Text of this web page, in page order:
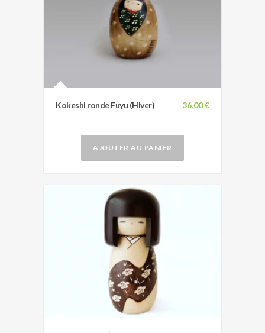
36,00 €
Kokeshi ronde Fuyu (Hiver)
AJOUTER AU PANIER